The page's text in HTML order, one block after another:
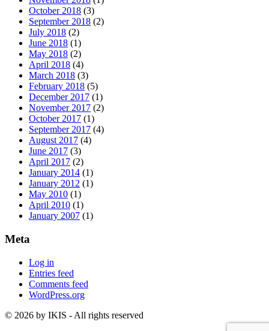
October 2018 (3)
September 2018 (2)
July 2018 (2)
June 2018 (1)
May 2018 (2)
April 2018 (4)
March 2018 (3)
February 2018 (5)
December 2017 (1)
November 2017 (2)
October 2017 (1)
September 2017 (4)
August 2017 (4)
June 2017 (3)
April 2017 (2)
January 2014 (1)
January 2012 (1)
May 2010 (1)
April 2010 (1)
January 2007 (1)
Meta
Log in
Entries feed
Comments feed
WordPress.org
© 2026 by IKIS - All rights reserved